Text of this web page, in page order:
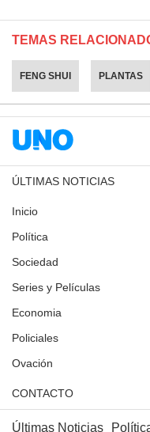
TEMAS
FENG SHUI PLANTAS
ÚLTIMAS NOTICIAS
Inicio
Política
Sociedad
Series y Películas
Economia
Policiales
Ovación
CONTACTO
Últimas Noticias